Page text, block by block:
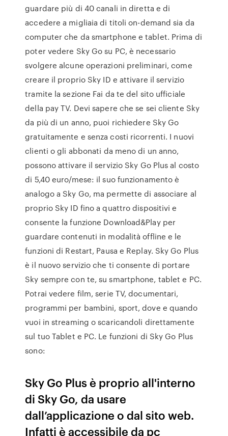
guardare più di 40 canali in diretta e di
accedere a migliaia di titoli on-demand sia da
computer che da smartphone e tablet. Prima di
poter vedere Sky Go su PC, è necessario
svolgere alcune operazioni preliminari, come
creare il proprio Sky ID e attivare il servizio
tramite la sezione Fai da te del sito ufficiale
della pay TV. Devi sapere che se sei cliente Sky
da più di un anno, puoi richiedere Sky Go
gratuitamente e senza costi ricorrenti. I nuovi
clienti o gli abbonati da meno di un anno,
possono attivare il servizio Sky Go Plus al costo
di 5,40 euro/mese: il suo funzionamento è
analogo a Sky Go, ma permette di associare al
proprio Sky ID fino a quattro dispositivi e
consente la funzione Download&Play per
guardare contenuti in modalità offline e le
funzioni di Restart, Pausa e Replay. Sky Go Plus
è il nuovo servizio che ti consente di portare
Sky sempre con te, su smartphone, tablet e PC.
Potrai vedere film, serie TV, documentari,
programmi per bambini, sport, dove e quando
vuoi in streaming o scaricandoli direttamente
sul tuo Tablet e PC. Le funzioni di Sky Go Plus
sono:
Sky Go Plus è proprio all'interno
di Sky Go, da usare
dall’applicazione o dal sito web.
Infatti è accessibile da pc